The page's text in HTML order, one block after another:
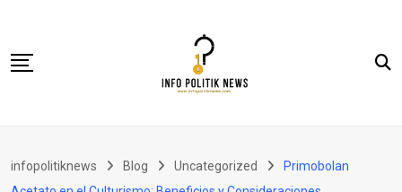
content
Politik & Hukum
infopolitiknews Blog Uncategorized
Primobolan